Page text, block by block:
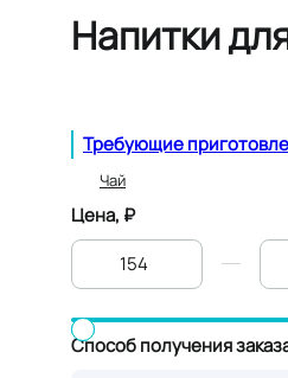
Напитки
Требующие
Чай
Цена, ₽
Способ получения